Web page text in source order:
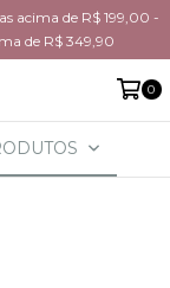
acima de R$ 199,00 -
de R$ 349,90
0